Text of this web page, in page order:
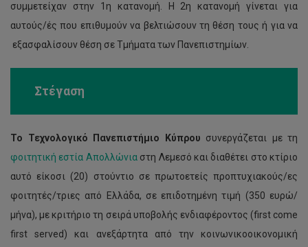
συμμετείχαν στην 1η κατανομή. Η 2η κατανομή γίνεται για
αυτούς/ές που επιθυμούν να βελτιώσουν τη θέση τους ή για να
εξασφαλίσουν θέση σε Τμήματα των Πανεπιστημίων.
Στέγαση
Το Τεχνολογικό Πανεπιστήμιο Κύπρου συνεργάζεται με τη
φοιτητική εστία Απολλώνιαστη Λεμεσό και διαθέτει στο κτίριο
αυτό είκοσι (20) στούντιο σε πρωτοετείς προπτυχιακούς/ες
φοιτητές/τριες από Ελλάδα, σε επιδοτημένη τιμή (350 ευρώ/
μήνα), με κριτήριο τη σειρά υποβολής ενδιαφέροντος (first come
first served) και ανεξάρτητα από την κοινωνικοοικονομική